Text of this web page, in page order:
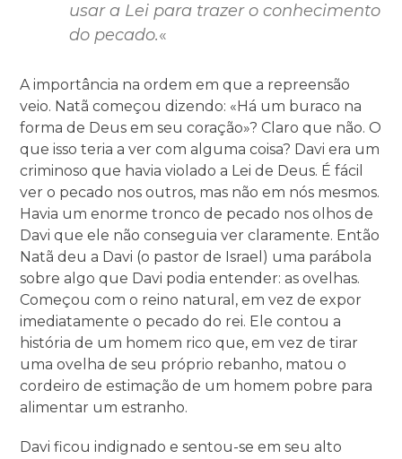
usar a Lei para trazer o conhecimento
do pecado.«
A importância na ordem em que a repreensão
veio. Natã começou dizendo: «Há um buraco na
forma de Deus em seu coração»? Claro que não. O
que isso teria a ver com alguma coisa? Davi era um
criminoso que havia violado a Lei de Deus. É fácil
ver o pecado nos outros, mas não em nós mesmos.
Havia um enorme tronco de pecado nos olhos de
Davi que ele não conseguia ver claramente. Então
Natã deu a Davi (o pastor de Israel) uma parábola
sobre algo que Davi podia entender: as ovelhas.
Começou com o reino natural, em vez de expor
imediatamente o pecado do rei. Ele contou a
história de um homem rico que, em vez de tirar
uma ovelha de seu próprio rebanho, matou o
cordeiro de estimação de um homem pobre para
alimentar um estranho.
Davi ficou indignado e sentou-se em seu alto